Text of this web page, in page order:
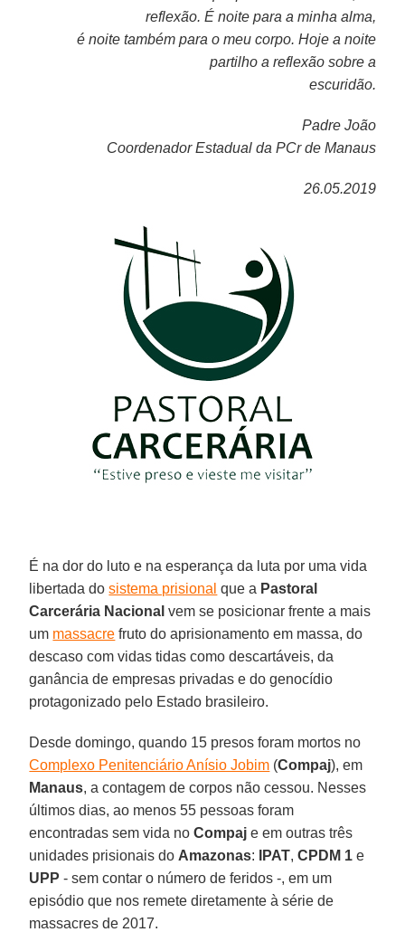
reflexão. É noite para a minha alma,
é noite também para o meu corpo. Hoje a noite
partilho a reflexão sobre a
escuridão.
Padre João
Coordenador Estadual da PCr de Manaus
26.05.2019
É na dor do luto e na esperança da luta por uma vida
libertada dosistema prisional que a Pastoral
Carcerária Nacional vem se posicionar frente a mais
um massacre fruto do aprisionamento em massa, do
descaso com vidas tidas como descartáveis, da
ganância de empresas privadas e do genocídio
protagonizado pelo Estado brasileiro.
Desde domingo, quando 15 presos foram mortos no
Complexo Penitenciário Anísio Jobim (Compaj), em
Manaus, a contagem de corpos não cessou. Nesses
últimos dias, ao menos 55 pessoas foram
encontradas sem vida noCompaj e em outras três
unidades prisionais do Amazonas: IPAT,CPDM 1 e
UPP - sem contar o número de feridos -, em um
episódio que nos remete diretamente à série de
massacres de 2017.